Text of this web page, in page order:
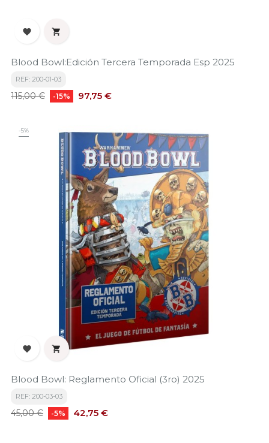
 
Blood Bowl:Edición Tercera Temporada Esp 2025
REF: 200-01-03
Precio
115,00 € -15% Precio
97,75 €
-5%
 
Blood Bowl: Reglamento Oficial (3ro) 2025
REF: 200-03-03
Precio
45,00 € -5% Precio
42,75 €